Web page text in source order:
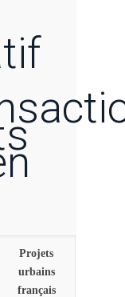
Projets
urbains
français